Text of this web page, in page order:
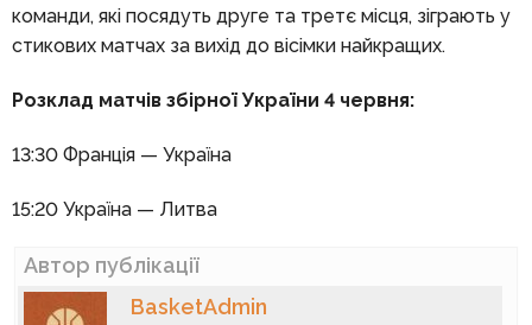
команди, які посядуть друге та третє місця, зіграють у
стикових матчах за вихід до вісімки найкращих.
Розклад матчів збірної України 4 червня:
13:30 Франція — Україна
15:20 Україна — Литва
Автор публікації
BasketAdmin